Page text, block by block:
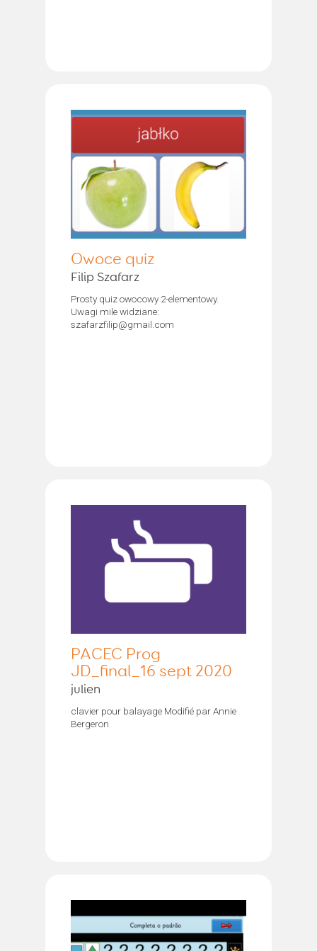
Owoce quiz
Filip Szafarz
Prosty quiz owocowy 2-elementowy.
Uwagi mile widziane:
szafarzfilip@gmail.com
PACEC Prog
JD_final_16 sept 2020
julien
clavier pour balayage Modifié par Annie
Bergeron